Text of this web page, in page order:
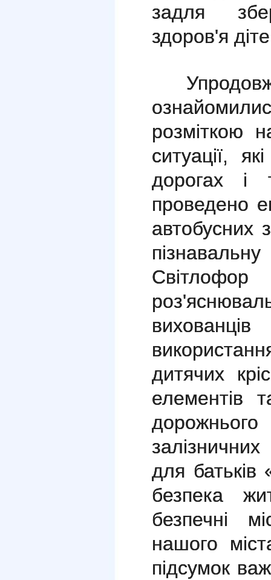
задля
здоров'я
розміткою
ситуації,
дорогах і
проведено
автобусних
дитячих
елементів
для батьків
безпека
безпечні
нашого
підсумок